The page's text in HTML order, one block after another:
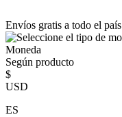
Envíos gratis a todo el país
Moneda
Según producto
$
USD
ES